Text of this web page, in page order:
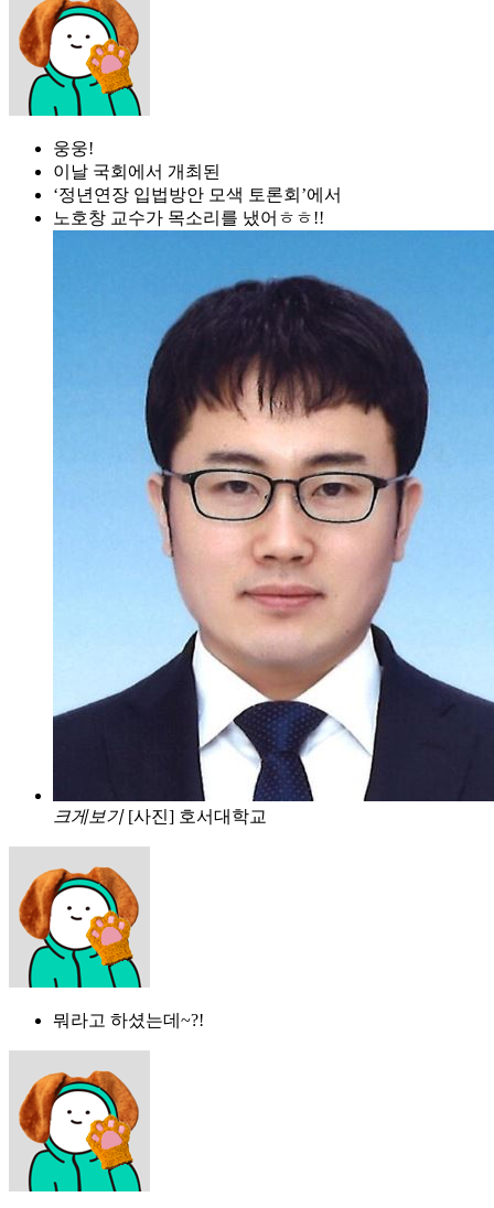
웅웅!
이날 국회에서 개최된
‘정년연장 입법방안 모색 토론회’에서
노호창 교수가 목소리를 냈어ㅎㅎ!!
크게보기 [사진] 호서대학교
뭐라고 하셨는데~?!